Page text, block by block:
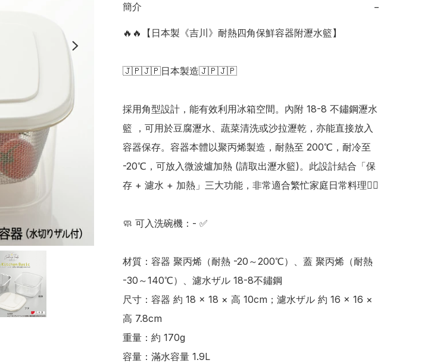
簡介 −
🔥🔥【日本製《吉川》耐熱四角保鮮容器附瀝水籃】
🇯🇵🇯🇵日本製造🇯🇵🇯🇵
採用角型設計，能有效利用冰箱空間。內附 18-8 不鏽鋼瀝水
籃 ，可用於豆腐瀝水、蔬菜清洗或沙拉瀝乾，亦能直接放入
容器保存。容器本體以聚丙烯製造，耐熱至 200℃，耐冷至
-20℃，可放入微波爐加熱 (請取出瀝水籃)。此設計結合「保
存 + 濾水 + 加熱」三大功能，非常適合繁忙家庭日常料理👍🏻
🧼 可入洗碗機：- ✅
材質：容器 聚丙烯（耐熱 -20～200℃）、蓋 聚丙烯（耐熱
-30～140℃）、濾水ザル 18-8不鏽鋼
尺寸：容器 約 18 × 18 × 高 10cm；濾水ザル 約 16 × 16 ×
高 7.8cm
重量：約 170g
容量：滿水容量 1.9L